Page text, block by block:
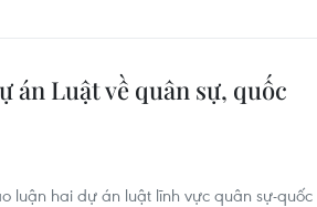
án Luật về quân sự, quốc
luận hai dự án luật lĩnh vực quân sự-quốc